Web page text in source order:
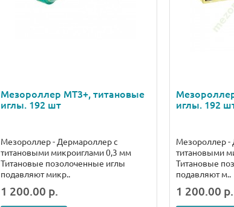
Мезороллер МТ3+, титановые
иглы. 192 шт
Мезороллер - Дермароллер с
титановыми микроиглами 0,3 мм
Титановые позолоченные иглы
подавляют микр..
1 200.00 р.
иглы. 192
Мезороллер -
титановыми
Титановые
подавляют м..
1 200.00 р.